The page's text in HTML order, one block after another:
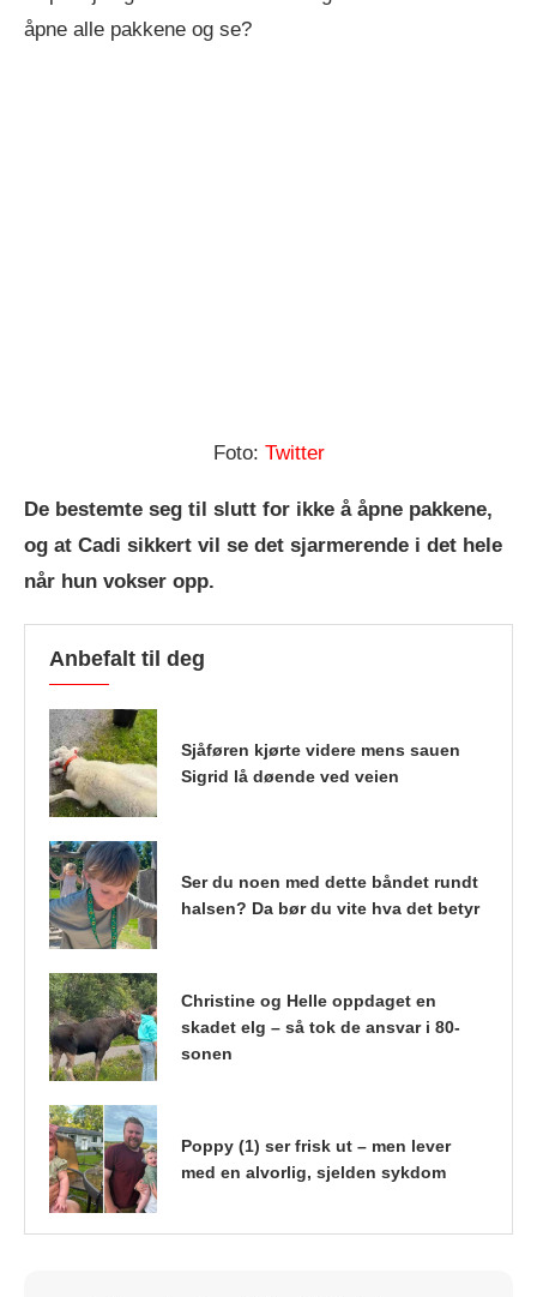
åpne alle pakkene og se?
Foto: Twitter
De bestemte seg til slutt for ikke å åpne pakkene,
og at Cadi sikkert vil se det sjarmerende i det hele
når hun vokser opp.
Anbefalt til deg
Sjåføren kjørte videre mens sauen
Sigrid lå døende ved veien
Ser du noen med dette båndet rundt
halsen? Da bør du vite hva det betyr
Christine og Helle oppdaget en
skadet elg – så tok de ansvar i 80-
sonen
Poppy (1) ser frisk ut – men lever
med en alvorlig, sjelden sykdom